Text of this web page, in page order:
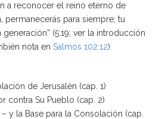
a reconocer el reino eterno de
permanecerás para siempre; tu
(5:19; ver la introducción
nota en Salmos 102:12).
de Jerusalén (cap. 1)
contra Su Pueblo (cap. 2)
– y la Base para la Consolación (cap.